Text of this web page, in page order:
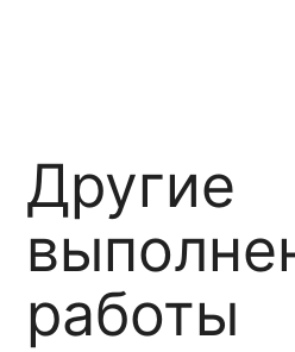
Другие
работы